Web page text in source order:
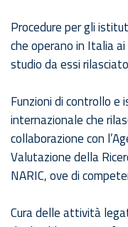
Procedure per gli
che operano in Italia
studio da essi
Funzioni di controllo e
internazionale che
collaborazione con
Valutazione della
NARIC, ove di
Cura delle attività